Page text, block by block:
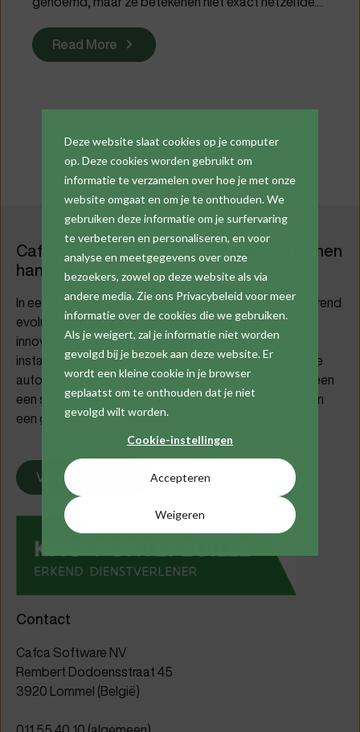
Deze website slaat cookies op je computer
op. Deze cookies worden gebruikt om
informatie te verzamelen over hoe je met onze
website omgaat en om je te onthouden. We
gebruiken deze informatie om je surfervaring
te verbeteren en personaliseren, en voor
analyse en meetgegevens over onze
bezoekers, zowel op deze website als via
andere media. Zie ons Privacybeleid voor meer
informatie over de cookies die we gebruiken.
Als je weigert, zal je informatie niet worden
gevolgd bij je bezoek aan deze website. Er
wordt een kleine cookie in je browser
geplaatst om te onthouden dat je niet
gevolgd wilt worden.
Cookie-instellingen
Accepteren
Weigeren
Read More
1 2 3 4 Next
Cafca Software - Je waardevolle tool binnen
handbereik
In een wereld waar technologie en behoeften voortdurend
evolueren, staat Cafca Software als een baken van
innovatie, betrouwbaarheid en groei voor
installatiebedrijven. Met meer dan 26 jaar ervaring in de
automatisering van de installatiesector, zijn wij niet alleen
een softwareleverancier; wij zijn een partner in kennis en
een gids voor de toekomst.
Vraag demo aan
Contact
Cafca Software NV
Rembert Dodoensstraat 45
3920 Lommel (België)